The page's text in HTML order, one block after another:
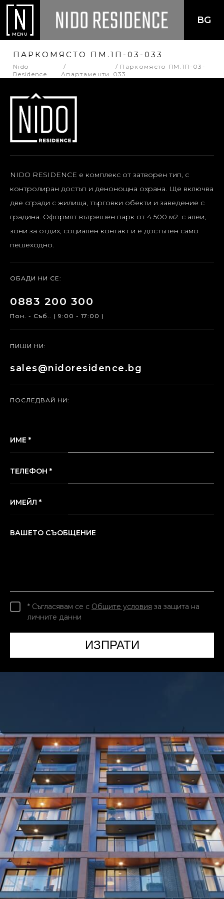
MENU
BG
ПАРКОМЯСТО ПМ.1П-03-033
Nido
Residence
Апартаменти
Паркомясто ПМ.1П-03-
033
NIDO RESIDENCE е комплекс от затворен тип, с
контролиран достъп и денонощна охрана. Ще включва
две сгради с жилища, търговки обекти и заведение с
градина. Оформят вътрешен парк от 4 500 м2. с алеи,
зони за отдих, социален контакт и е достъпен само
пешеходно.
ОБАДИ НИ СЕ:
0883 200 300
Пон. - Съб.. ( 9:00 - 17:00 )
ПИШИ НИ:
sales@nidoresidence.bg
ПОСЛЕДВАЙ НИ:
ИМЕ *
ТЕЛЕФОН *
ИМЕЙЛ *
ВАШЕТО СЪОБЩЕНИЕ
* Съгласявам се с Общите условия за защита на
личните данни